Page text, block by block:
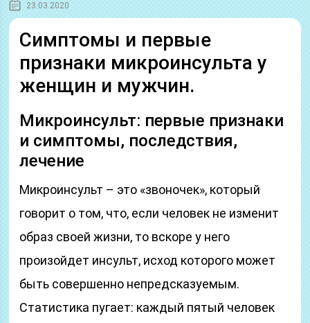
23.03.2020
Симптомы и первые
признаки микроинсульта у
женщин и мужчин.
Микроинсульт: первые признаки
и симптомы, последствия,
лечение
Микроинсульт – это «звоночек», который
говорит о том, что, если человек не изменит
образ своей жизни, то вскоре у него
произойдет инсульт, исход которого может
быть совершенно непредсказуемым.
Статистика пугает: каждый пятый человек